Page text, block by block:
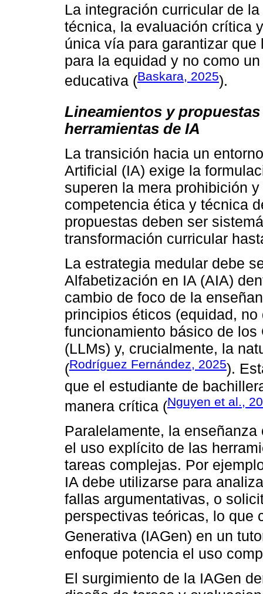
La integración curricular de
técnica, la evaluación crítica
única vía para garantizar
para la equidad y no como
educativa (Baskara, 2025).
Lineamientos y
herramientas de IA
La transición hacia un
Artificial (IA) exige la
superen la mera prohibición
competencia ética y técnica
propuestas deben ser
transformación curricular
La estrategia medular debe
Alfabetización en IA (AIA)
cambio de foco de la
principios éticos (equidad,
funcionamiento básico de
(LLMs) y, crucialmente, la
(Rodríguez Fernández, 2025).
que el estudiante de
manera crítica (Nguyen et al.,
Paralelamente, la
el uso explícito de las
tareas complejas. Por
IA debe utilizarse para
fallas argumentativas, o
perspectivas teóricas, lo que
Generativa (IAGen) en un
enfoque potencia el uso
El surgimiento de la IAGen